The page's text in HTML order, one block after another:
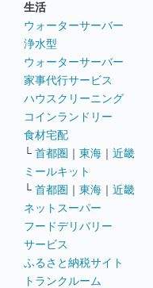
生活
ウォーターサーバー
浄水型
ウォーターサーバー
家事代行サービス
ハウスクリーニング
コインランドリー
食材宅配
└ 首都圏 ｜ 東海 ｜ 近畿
ミールキット
└ 首都圏 ｜ 東海 ｜ 近畿
ネットスーパー
フードデリバリー
サービス
ふるさと納税サイト
トランクルーム